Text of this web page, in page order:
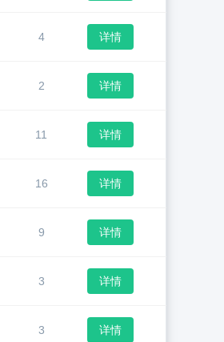
4 详情
2 详情
11 详情
16 详情
9 详情
3 详情
3 详情